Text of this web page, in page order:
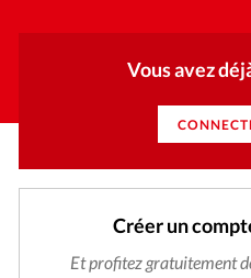
Vous avez
Créer un
Et profitez gratuitement